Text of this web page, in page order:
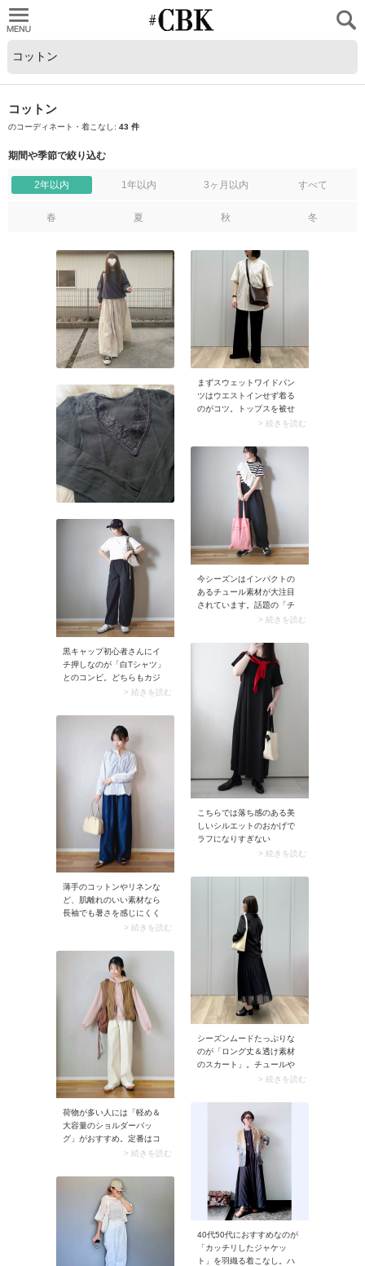
コットン
のコーディネート・着こなし: 43 件
期間や季節で絞り込む
2年以内 1年以内 3ヶ月以内 すべて
春 夏 秋 冬
まずスウェットワイドパン
ツはウエストインせず着る
のがコツ。トップスを被せ
ることでウエストゴムが隠
の部屋着っぽさを払拭でき
ます。9月10月の気温が高い
日は、黒スウェットワイド
パンツに「半袖Tシャツ・襟
付きの半袖シャツ」を合わ
せましょう。靴をサンダル
からパンプスやローファー
に履き替えれば、半袖コー
デでも秋らしさを演出でき
ます。
> 続きを読む
今シーズンはインパクトの
あるチュール素材が大注目
されています。話題の「チ
ュールフリル」をボーダー
ば、それだけで一気に最旬
モードに！ 今ドキファッシ
ョンを楽しみたい方にイチ
押しの着こなし方です。
> 続きを読む
黒キャップ初心者さんにイ
チ押しなのが「白Tシャツ」
とのコンビ。どちらもカジ
ュアルなアイテムなので馴
い色対比が生まれ、メリハ
リのあるスッキリとしたコ
ーデに仕上がります。
> 続きを読む
こちらでは落ち感のある美
しいシルエットのおかげで
ラフになりすぎない
UNIQLO（ユニクロ）「エア
ス」を取り入れてコーデ。
かいてもべたつきにくく、
涼しく快適な一日を過ごせ
そうです。1枚だとシンプル
過ぎると感じたときは、カ
ラーカーディガンを肩掛け
してみたり、キャップやバ
ッグで差し色を加えてみた
りすると、こなれた印象に
仕上がります。
> 続きを読む
薄手のコットンやリネンな
ど、肌離れのいい素材なら
長袖でも暑さを感じにくく
快適に過ごせそう。フリル
いディテールのあるブラウ
スで取り入れれば、程よく
華やかに見えますよ。イン
ディゴブルーのワイドデニ
ムパンツと合わせても上品
な着こなしに。
> 続きを読む
シーズンムードたっぷりな
のが「ロング丈＆透け素材
のスカート」。チュールや
オーガンジー、コットンボ
トは、涼しげなルックスと
エアリーな揺れ感が持ち
味。着るだけでコーデがサ
マになります。
> 続きを読む
荷物が多い人には「軽め＆
大容量のショルダーバッ
グ」がおすすめ。定番はコ
ットンやナイロン生地です
ャカシャ音がしないものを
選びましょう。ペンライ
ト・うちわ・オペラグラス
などの推しグッズをはじ
め、アウターがすっぽり収
まるサイズ感だと快適に使
> 続きを読む
40代50代におすすめなのが
「カッチリしたジャケッ
ト」を羽織る着こなし。ハ